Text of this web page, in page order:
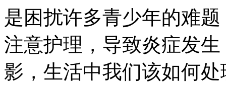
是困扰许多青少年的难
注意护理，导致炎症发
影，生活中我们该如何